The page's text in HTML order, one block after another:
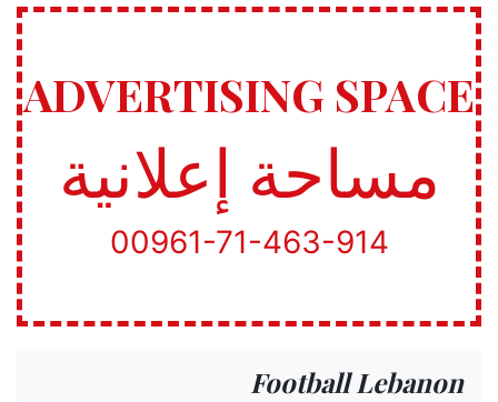
ADVERTISING SPACE
مساحة إعلانية
00961-71-463-914
Football Lebanon